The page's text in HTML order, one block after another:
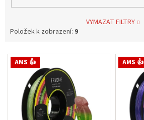
VYMAZAT FILTRY
Položek k zobrazení: 9
V AMS 👍 AMS 👍